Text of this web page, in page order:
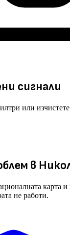
сигнали
или
в
карта
не работи.